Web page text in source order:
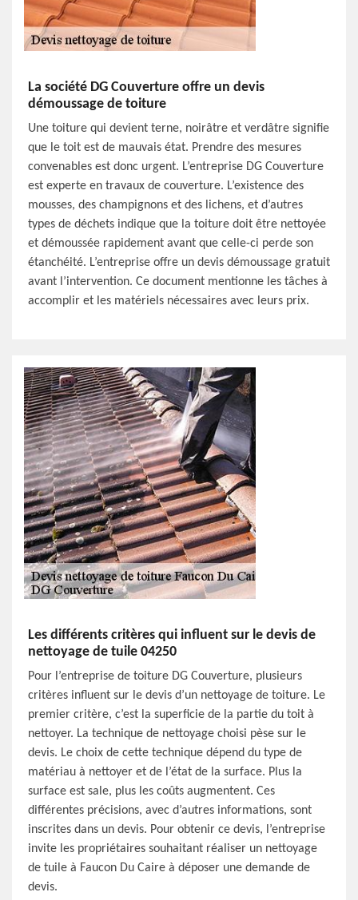
La société DG Couverture offre un devis
démoussage de toiture
Une toiture qui devient terne, noirâtre et verdâtre signifie
que le toit est de mauvais état. Prendre des mesures
convenables est donc urgent. L’entreprise DG Couverture
est experte en travaux de couverture. L’existence des
mousses, des champignons et des lichens, et d’autres
types de déchets indique que la toiture doit être nettoyée
et démoussée rapidement avant que celle-ci perde son
étanchéité. L’entreprise offre un devis démoussage gratuit
avant l’intervention. Ce document mentionne les tâches à
accomplir et les matériels nécessaires avec leurs prix.
Les différents critères qui influent sur le devis de
nettoyage de tuile 04250
Pour l’entreprise de toiture DG Couverture, plusieurs
critères influent sur le devis d’un nettoyage de toiture. Le
premier critère, c’est la superficie de la partie du toit à
nettoyer. La technique de nettoyage choisi pèse sur le
devis. Le choix de cette technique dépend du type de
matériau à nettoyer et de l’état de la surface. Plus la
surface est sale, plus les coûts augmentent. Ces
différentes précisions, avec d’autres informations, sont
inscrites dans un devis. Pour obtenir ce devis, l’entreprise
invite les propriétaires souhaitant réaliser un nettoyage
de tuile à Faucon Du Caire à déposer une demande de
devis.